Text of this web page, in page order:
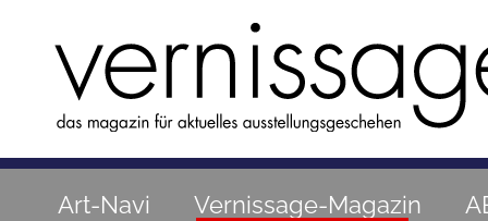
Art-Navi Vernissage-Magazin